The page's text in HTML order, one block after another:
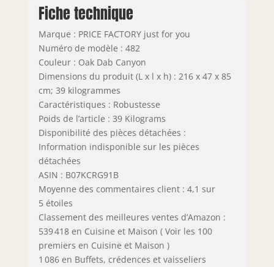
Fiche technique
Marque : PRICE FACTORY just for you
Numéro de modèle : 482
Couleur : Oak Dab Canyon
Dimensions du produit (L x l x h) : 216 x 47 x 85
cm; 39 kilogrammes
Caractéristiques : Robustesse
Poids de l’article : 39 Kilograms
Disponibilité des pièces détachées :
Information indisponible sur les pièces
détachées
ASIN : B07KCRG91B
Moyenne des commentaires client : 4,1 sur
5 étoiles
Classement des meilleures ventes d’Amazon :
539 418 en Cuisine et Maison ( Voir les 100
premiers en Cuisine et Maison )
1 086 en Buffets, crédences et vaisseliers